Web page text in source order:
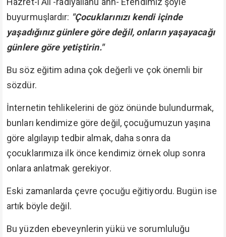
buyurmuşlardır: "Çocuklarınızı kendi içinde
yaşadığınız günlere göre değil, onların yaşayacağı
günlere göre yetiştirin."
Bu söz eğitim adına çok değerli ve çok önemli bir
sözdür.
İnternetin tehlikelerini de göz önünde bulundurmak,
bunları kendimize göre değil, çocuğumuzun yaşına
göre algılayıp tedbir almak, daha sonra da
çocuklarımıza ilk önce kendimiz örnek olup sonra
onlara anlatmak gerekiyor.
Eski zamanlarda çevre çocuğu eğitiyordu. Bugün ise
artık böyle değil.
Bu yüzden ebeveynlerin yükü ve sorumluluğu